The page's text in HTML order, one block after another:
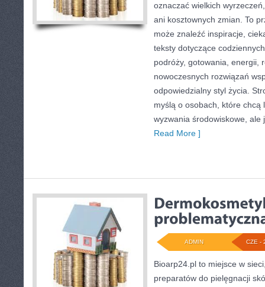
oznaczać wielkich
ani kosztownych zmian. To
może znaleźć inspiracje,
teksty dotyczące
podróży, gotowania, energii,
nowoczesnych rozwiązań
odpowiedzialny styl życia.
myślą o osobach, które chcą
wyzwania środowiskowe, ale
Read More ]
CZE -
ADMIN
Bioarp24.pl to miejsce w
preparatów do pielęgnacji